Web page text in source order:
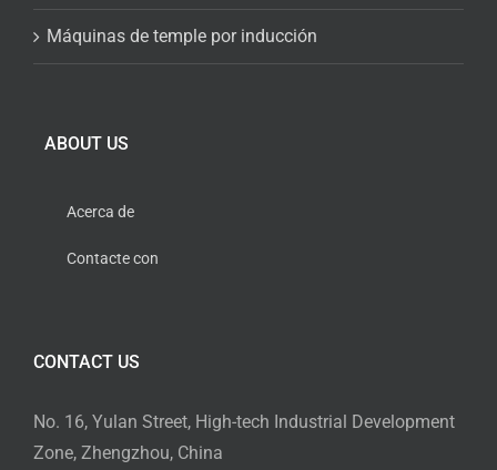
Máquinas de temple por inducción
ABOUT US
Acerca de
Contacte con
CONTACT US
No. 16, Yulan Street, High-tech Industrial Development
Zone, Zhengzhou, China